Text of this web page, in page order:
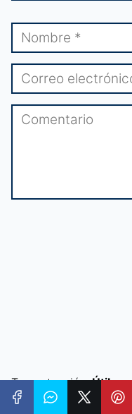
Tu puntuación:Útil